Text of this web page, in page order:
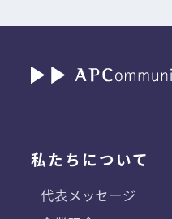
私たちについて
代表メッセージ